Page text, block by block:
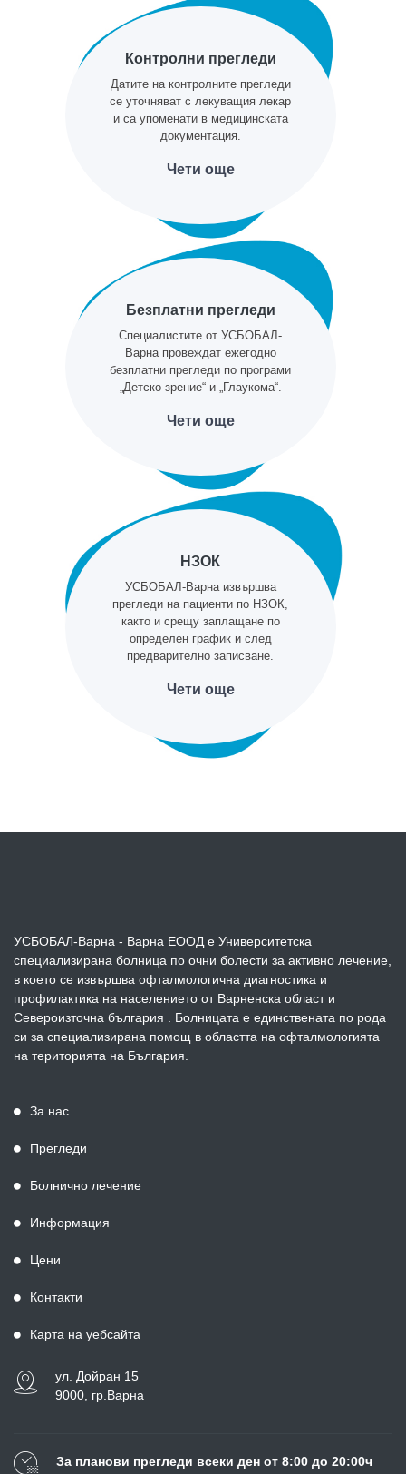
Контролни прегледи
Датите на контролните прегледи
се уточняват с лекуващия лекар
и са упоменати в медицинската
документация.
Чети още
Безплатни прегледи
Специалистите от УСБОБАЛ-
Варна провеждат ежегодно
безплатни прегледи по програми
„Детско зрение“ и „Глаукома“.
Чети още
НЗОК
УСБОБАЛ-Варна извършва
прегледи на пациенти по НЗОК,
както и срещу заплащане по
определен график и след
предварително записване.
Чети още
УСБОБАЛ-Варна - Варна ЕООД е Университетска
специализирана болница по очни болести за активно лечение,
в което се извършва офталмологична диагностика и
профилактика на населението от Варненска област и
Североизточна българия . Болницата е единствената по рода
си за специализирана помощ в областта на офталмологията
на територията на България.
За нас
Прегледи
Болнично лечение
Информация
Цени
Контакти
Карта на уебсайта
ул. Дойран 15
9000, гр.Варна
За планови прегледи всеки ден от 8:00 до 20:00ч